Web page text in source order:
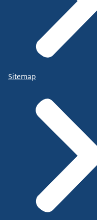
Sitemap